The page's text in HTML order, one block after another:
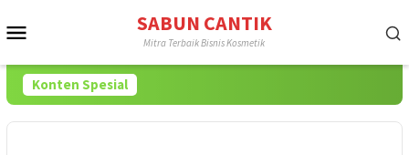
ke
SABUN CANTIK
Mitra Terbaik Bisnis Kosmetik
Konten Spesial